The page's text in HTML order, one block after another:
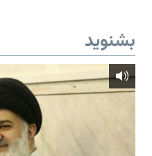
بشنوید